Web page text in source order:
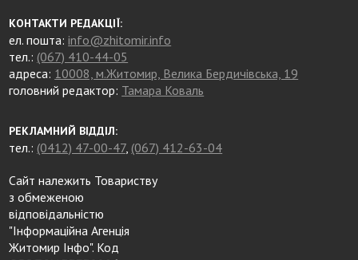
КОНТАКТИ РЕДАКЦІЇ:
ел. пошта:info@zhitomir.info
тел.: (067) 410-44-05
адреса: 10008, м.Житомир, Велика Бердичівська, 19
головний редактор: Тамара Коваль
РЕКЛАМНИЙ ВІДДІЛ:
тел.: (0412) 47-00-47, (067) 412-63-04
Сайт належить Товариству
з обмеженою
відповідальністю
"Інформаційна Агенція
Житомир Інфо". Код